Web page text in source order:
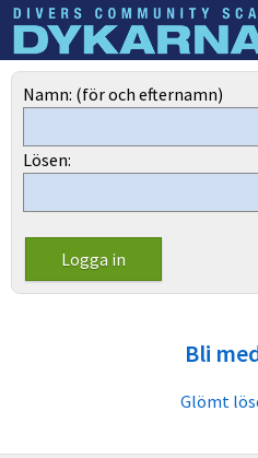
Dyknyheter
Namn: (för och efternamn)
Lösen:
Bli
Glömt